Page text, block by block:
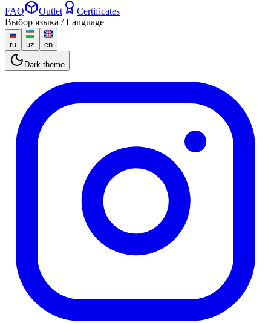
FAQ
Outlet
Certificates
Выбор языка / Language
ru uz en
Dark theme